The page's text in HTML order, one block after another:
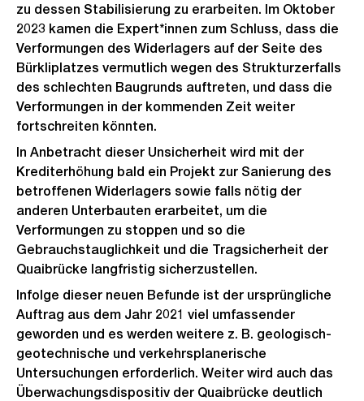
zu dessen Stabilisierung zu erarbeiten. Im Oktober
2023 kamen die Expert*innen zum Schluss, dass die
Verformungen des Widerlagers auf der Seite des
Bürkliplatzes vermutlich wegen des Strukturzerfalls
des schlechten Baugrunds auftreten, und dass die
Verformungen in der kommenden Zeit weiter
fortschreiten könnten.
In Anbetracht dieser Unsicherheit wird mit der
Krediterhöhung bald ein Projekt zur Sanierung des
betroffenen Widerlagers sowie falls nötig der
anderen Unterbauten erarbeitet, um die
Verformungen zu stoppen und so die
Gebrauchstauglichkeit und die Tragsicherheit der
Quaibrücke langfristig sicherzustellen.
Infolge dieser neuen Befunde ist der ursprüngliche
Auftrag aus dem Jahr 2021 viel umfassender
geworden und es werden weitere z. B. geologisch-
geotechnische und verkehrsplanerische
Untersuchungen erforderlich. Weiter wird auch das
Überwachungsdispositiv der Quaibrücke deutlich